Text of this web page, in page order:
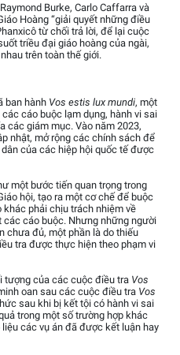
Burke, Carlo Caffarra và
Hoàng “giải quyết những điều
từ chối trả lời, để lại cuộc
triều đại giáo hoàng của ngài,
trên toàn thế giới.
ban hành Vos estis lux mundi, một
cáo buộc lạm dụng, hành vi sai
các giám mục. Vào năm 2023,
nhật, mở rộng các chính sách để
của các hiệp hội quốc tế được
một bước tiến quan trọng trong
hội, tạo ra một cơ chế để buộc
phải chịu trách nhiệm về
cáo buộc. Nhưng những người
chưa đủ, một phần là do thiếu
tra được thực hiện theo phạm vi
tượng của các cuộc điều tra Vos
oan sau các cuộc điều tra Vos
sau khi bị kết tội có hành vi sai
trong một số trường hợp khác
các vụ án đã được kết luận hay